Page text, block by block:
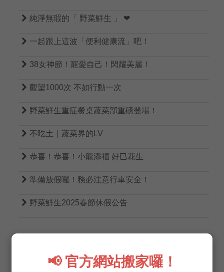
📢 官方網站搬家囉！
 純淨無瑕的「 野菜鮮生 」 ❤
 一起跟上這波「便利健康流」吧！
 38女神節！寵愛自己！閃耀美麗！
 觀望1000次 不如行動一次
 野菜鮮生重症餐桌蔬菜部重磅登場！
 不吃土｜蔬菜界的LV
 恭喜！恭喜！小龍添福 好巳花生
 準備放假囉！務必注意行車安全！
 野菜鮮生2025春節休假公告